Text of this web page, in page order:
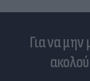
Για να μην